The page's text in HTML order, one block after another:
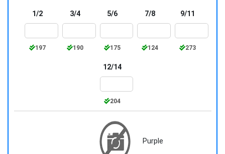
1/2
197
3/4
190
5/6
175
7/8
124
9/11
273
12/14
204
Purple